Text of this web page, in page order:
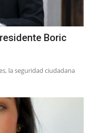
Boric
la seguridad ciudadana